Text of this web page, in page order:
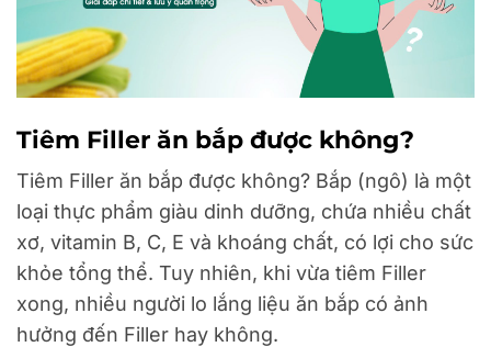
Tiêm Filler ăn bắp được không?
Tiêm Filler ăn bắp được không? Bắp (ngô) là một
loại thực phẩm giàu dinh dưỡng, chứa nhiều chất
xơ, vitamin B, C, E và khoáng chất, có lợi cho sức
khỏe tổng thể. Tuy nhiên, khi vừa tiêm Filler
xong, nhiều người lo lắng liệu ăn bắp có ảnh
hưởng đến Filler hay không.